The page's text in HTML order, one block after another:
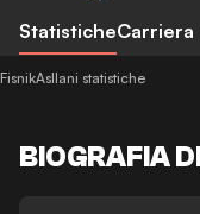
StatisticheCarriera
FisnikAsllani statistiche
BIOGRAFIA